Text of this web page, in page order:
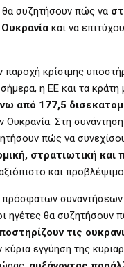
θα συζητήσουν πώς να
και να
παροχή κρίσιμης
η ΕΕ και τα κράτη
από 177,5
Ουκρανία. Στη
πώς να
στρατιωτική και
και
πρόσφατων
ηγέτες θα συζητήσουν
τις
εγγύηση της